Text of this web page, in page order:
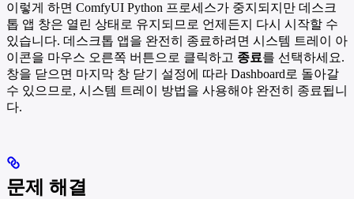
이렇게 하면 ComfyUI Python 프로세스가 중지되지만 데스크
톱 앱 창은 열린 상태로 유지되므로 언제든지 다시 시작할 수
있습니다. 데스크톱 앱을 완전히 종료하려면 시스템 트레이 아
이콘을 마우스 오른쪽 버튼으로 클릭하고 종료를 선택하세요.
창을 닫으면 마지막 창 닫기 설정에 따라 Dashboard로 돌아갈
수 있으므로, 시스템 트레이 방법을 사용해야 완전히 종료됩니
다.
문제 해결